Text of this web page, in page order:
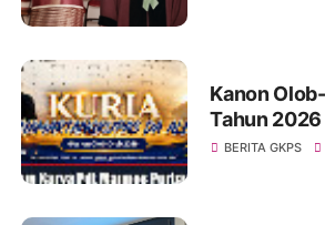
Kanon
Tahun
Mannes
BERITA GKPS